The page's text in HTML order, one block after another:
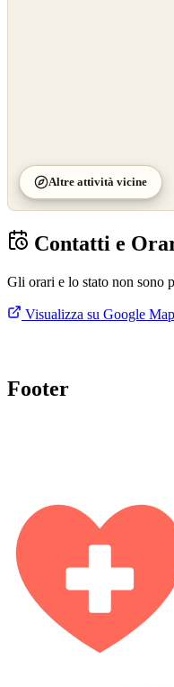
Altre attività vicine
Contatti e
Gli orari e lo stato non sono
Visualizza su Google
Footer